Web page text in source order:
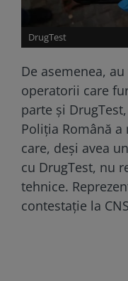
DrugTest
De asemenea,
operatorii care
parte și
Poliția Română a
care, deși avea
cu DrugTest, nu
tehnice.
contestație la